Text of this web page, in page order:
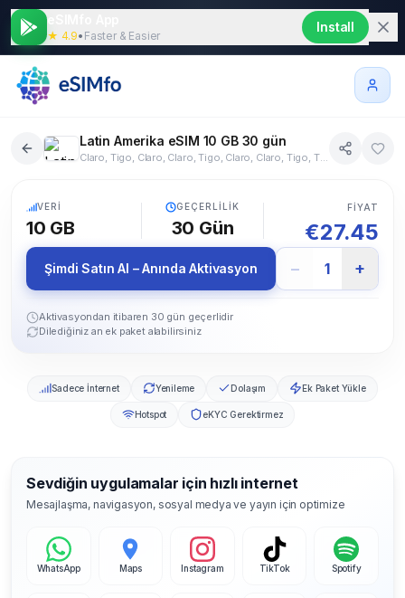
★ 4.9• Faster & Easier
Install
Latin Amerika eSIM 10 GB 30 gün
Claro, Tigo, Claro, Claro, Tigo, Claro, Claro, Tigo, Tigo, Claro, Telcel, Claro, Claro, Claro, Claro, Claro, Digitel
VERI
10 GB
GEÇERLILIK
30 Gün
FIYAT
€27.45
Şimdi Satın Al – Anında Aktivasyon − 1 +
Aktivasyondan itibaren 30 gün geçerlidir
Dilediğiniz an ek paket alabilirsiniz
Sadece İnternet Yenileme Dolaşım Ek Paket Yükle
Hotspot eKYC Gerektirmez
Sevdiğin uygulamalar için hızlı internet
Mesajlaşma, navigasyon, sosyal medya ve yayın için optimize
WhatsApp Maps Instagram TikTok Spotify